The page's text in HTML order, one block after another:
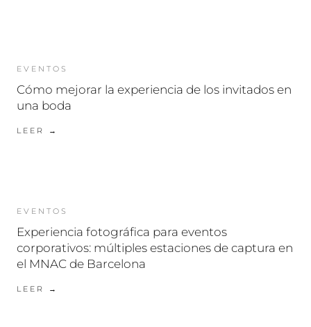
EVENTOS
Cómo mejorar la experiencia de los invitados en
una boda
LEER →
EVENTOS
Experiencia fotográfica para eventos
corporativos: múltiples estaciones de captura en
el MNAC de Barcelona
LEER →